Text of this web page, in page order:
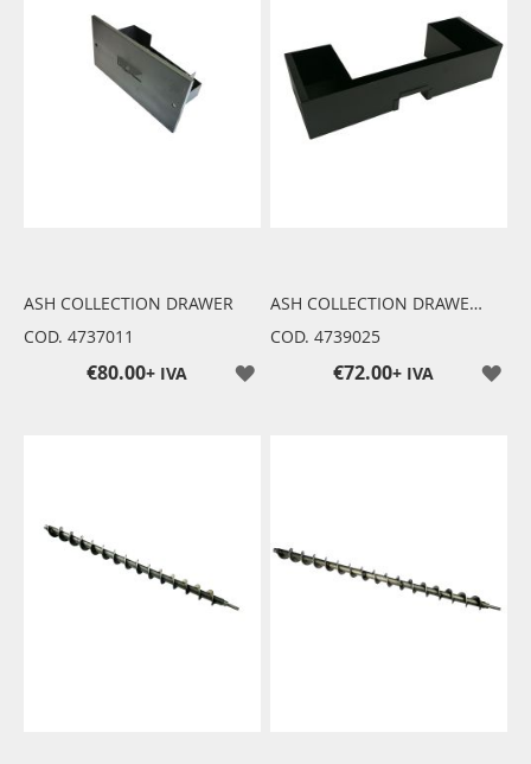
ASH COLLECTION DRAWER
COD. 4737011
+ IVA
€80.00
ASH COLLECTION DRAWER FOR HYDRO FIREPLACE INSERTS
COD. 4739025
+ IVA
€72.00